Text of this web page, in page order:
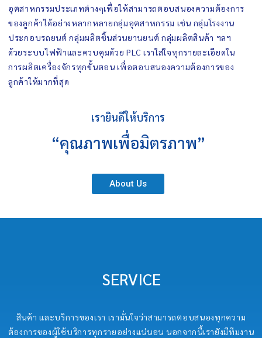
อุตสาหกรรมประเภทต่างๆเพื่อให้สามารถตอบสนองความต้องการ
ของลูกค้าได้อย่างหลากหลายกลุ่มอุตสาหกรรม เช่น กลุ่มโรงงาน
ประกอบรถยนต์ กลุ่มผลิตชิ้นส่วนยานยนต์ กลุ่มผลิตสินค้า ฯลฯ
ด้วยระบบไฟฟ้าและควบคุมด้วย PLC เราใส่ใจทุกรายละเอียดใน
การผลิตเครื่องจักรทุกขั้นตอน เพื่อตอบสนองความต้องการของ
ลูกค้าให้มากที่สุด
เรายินดีให้บริการ
“คุณภาพเพื่อมิตรภาพ”
About Us
SERVICE
สินค้า และบริการของเรา เรามั่นใจว่าสามารถตอบสนองทุกความ
ต้องการของผู้ใช้บริการทุกรายอย่างแน่นอน นอกจากนี้เรายังมีทีมงาน